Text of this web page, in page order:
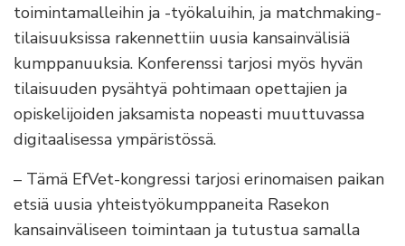
toimintamalleihin ja -työkaluihin, ja matchmaking-
tilaisuuksissa rakennettiin uusia kansainvälisiä
kumppanuuksia. Konferenssi tarjosi myös hyvän
tilaisuuden pysähtyä pohtimaan opettajien ja
opiskelijoiden jaksamista nopeasti muuttuvassa
digitaalisessa ympäristössä.
– Tämä EfVet-kongressi tarjosi erinomaisen paikan
etsiä uusia yhteistyökumppaneita Rasekon
kansainväliseen toimintaan ja tutustua samalla